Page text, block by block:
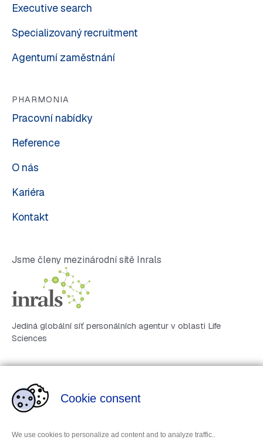
Cookie consent
We use cookies to personalize ad content and to analyze traffic..
Executive search
Specializovaný recruitment
Agenturní zaměstnání
PHARMONIA
Pracovní nabídky
Reference
O nás
Kariéra
Kontakt
Jsme členy mezinárodní sítě Inrals
Jediná globální síť personálních agentur v oblasti Life
Sciences
Zásady zpracování osobních údajů